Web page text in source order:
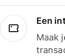
Een
Maak